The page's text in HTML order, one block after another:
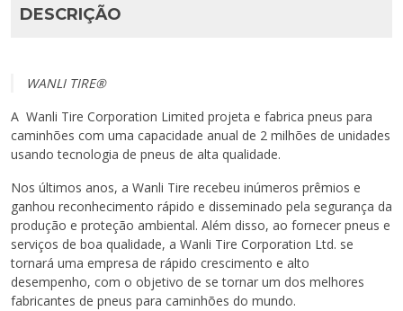
DESCRIÇÃO
WANLI TIRE®
A Wanli Tire Corporation Limited projeta e fabrica pneus para
caminhões com uma capacidade anual de 2 milhões de unidades
usando tecnologia de pneus de alta qualidade.
Nos últimos anos, a Wanli Tire recebeu inúmeros prêmios e
ganhou reconhecimento rápido e disseminado pela segurança da
produção e proteção ambiental. Além disso, ao fornecer pneus e
serviços de boa qualidade, a Wanli Tire Corporation Ltd. se
tornará uma empresa de rápido crescimento e alto
desempenho, com o objetivo de se tornar um dos melhores
fabricantes de pneus para caminhões do mundo.